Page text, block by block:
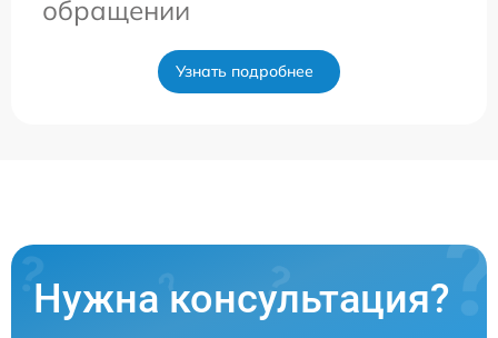
обращении
Узнать подробнее
Нужна консультация?